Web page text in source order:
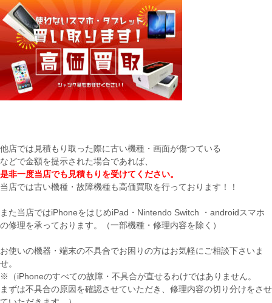
他店では見積もり取った際に古い機種・画面が傷つている
などで金額を提示された場合であれば、
是非一度当店でも見積もりを受けてください。
当店では古い機種・故障機種も高価買取を行っております！！
また当店ではiPhoneをはじめiPad・Nintendo Switch ・androidスマホ
の修理を承っております。（一部機種・修理内容を除く）
お使いの機器・端末の不具合でお困りの方はお気軽にご相談下さいま
せ。
※（iPhoneのすべての故障・不具合が直せるわけではありません。
まずは不具合の原因を確認させていただき、修理内容の切り分けをさせ